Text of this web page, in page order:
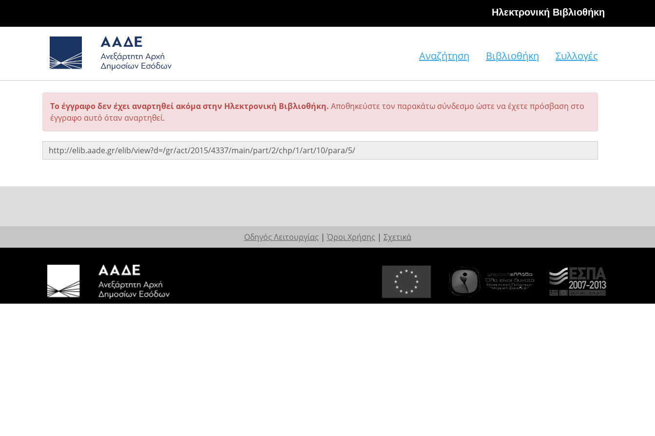
Hλεκτρονική Βιβλιοθήκη
Αναζήτηση Βιβλιοθήκη Συλλογές
Το έγγραφο δεν έχει αναρτηθεί ακόμα στην Ηλεκτρονική Βιβλιοθήκη. Αποθηκεύστε τον παρακάτω σύνδεσμο ώστε να έχετε πρόσβαση στο
έγγραφο αυτό όταν αναρτηθεί.
Οδηγός Λειτουργίας | Όροι Χρήσης | Σχετικά